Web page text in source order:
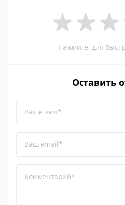
Нажмите, для
Оставить
Ваше имя*
Ваш email*
Комментарий*